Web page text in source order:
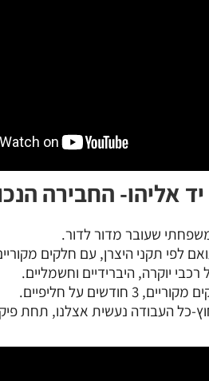
אליהו- החבירה
לפי תקני היצרן, עם חלקים
יוקרה, היברידיים וחשמליים.
על חליפיים.
כל העבודה נעשית אצלנו, תחת